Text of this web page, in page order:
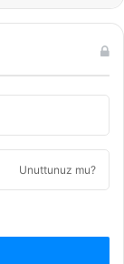
Unuttunuz mu?